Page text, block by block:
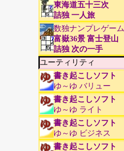
東海道五十三次
詰独 一人旅
数独ナンプレゲーム
富嶽36景 富士登山
詰独 次の一手
ユーティリティ
書き起こしソフト
ゆ～ゆ バリュー
書き起こしソフト
ゆ～ゆ ライト
書き起こしソフト
ゆ～ゆ ビジネス
書き起こしソフト